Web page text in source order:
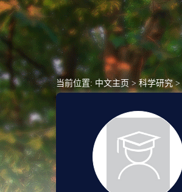
当前位置: 中文主页>科学研究>